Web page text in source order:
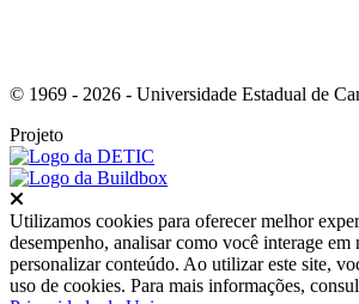
© 1969 - 2026 - Universidade Estadual de
Projeto
Utilizamos cookies para oferecer melhor
desempenho, analisar como você interage em
personalizar conteúdo. Ao utilizar este site,
uso de cookies. Para mais informações,